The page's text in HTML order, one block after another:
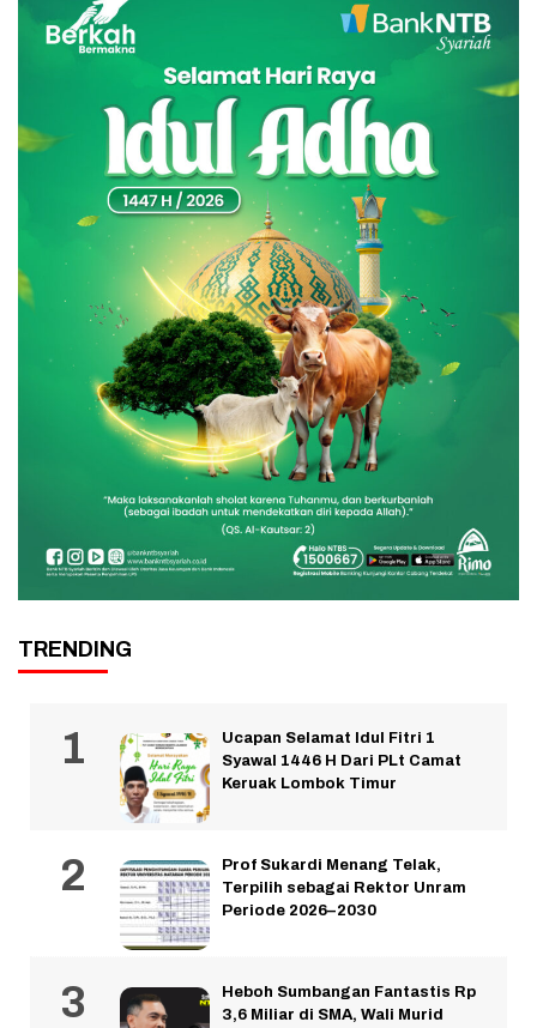
TRENDING
Ucapan Selamat Idul Fitri 1
Syawal 1446 H Dari PLt Camat
Keruak Lombok Timur
Prof Sukardi Menang Telak,
Terpilih sebagai Rektor Unram
Periode 2026–2030
Heboh Sumbangan Fantastis Rp
3,6 Miliar di SMA, Wali Murid